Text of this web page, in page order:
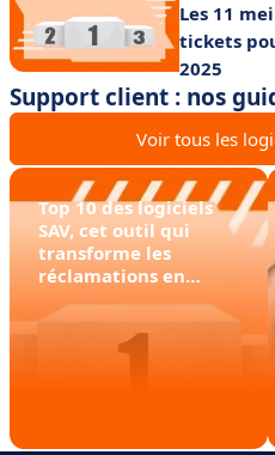
Les 11
tickets
2025
Support client : nos
Voir tous les
Top 10 des logiciels
SAV, cet outil qui
transforme les
réclamations en
[comparatif]